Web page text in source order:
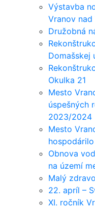
Výstavba
Vranov nad
Družobná
Domašskej
Okulka 21
Mesto
úspešných
2023/2024
Mesto
Obnova
na území
Malý
22. apríl –
XI. ročník